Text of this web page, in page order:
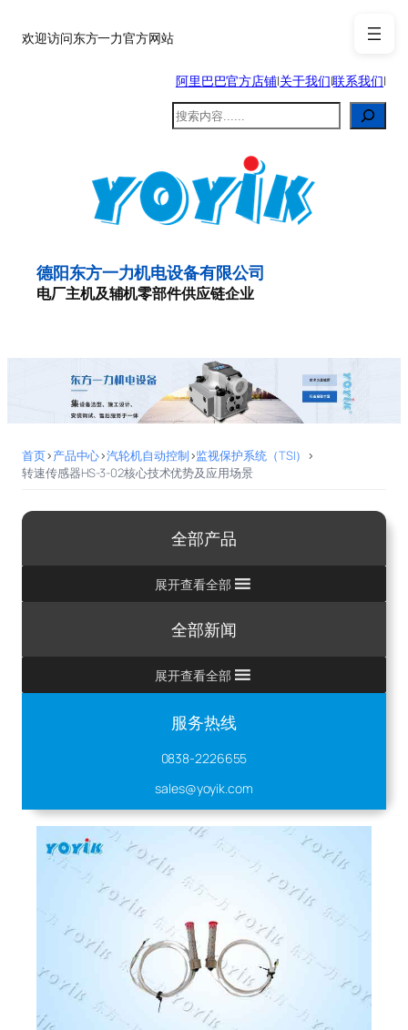
至欢迎访问东方一力官方网站
阿里巴巴官方店铺|关于我们|联系我们|
搜
索
德阳东方一力机电设备有限公司
电厂主机及辅机零部件供应链企业
首页>产品中心>汽轮机自动控制>监视保护系统（TSI） >
转速传感器HS-3-02核心技术优势及应用场景
全部产品
展开查看全部
全部新闻
展开查看全部
服务热线
0838-2226655
sales@yoyik.com